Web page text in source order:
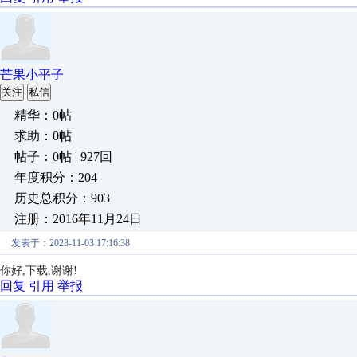
芒果小平子
关注 私信
精华：0帖
求助：0帖
帖子：0帖 | 927回
年度积分：204
历史总积分：903
注册：2016年11月24日
发表于：2023-11-03 17:16:38
你好,下载,谢谢!
回复 引用 举报